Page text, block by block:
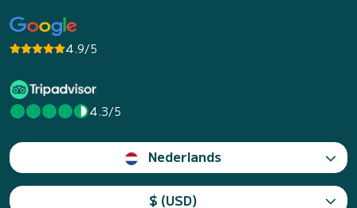
4.9/5
4.3/5
Nederlands
$ (USD)